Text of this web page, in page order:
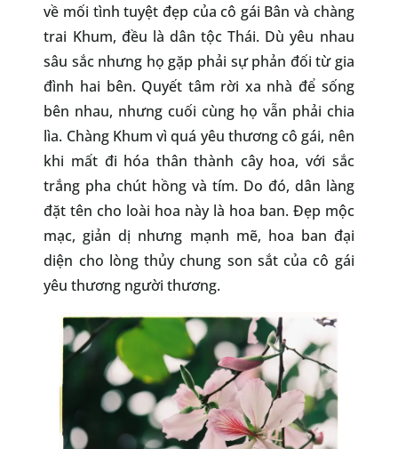
về mối tình tuyệt đẹp của cô gái Bân và chàng
trai Khum, đều là dân tộc Thái. Dù yêu nhau
sâu sắc nhưng họ gặp phải sự phản đối từ gia
đình hai bên. Quyết tâm rời xa nhà để sống
bên nhau, nhưng cuối cùng họ vẫn phải chia
lìa. Chàng Khum vì quá yêu thương cô gái, nên
khi mất đi hóa thân thành cây hoa, với sắc
trắng pha chút hồng và tím. Do đó, dân làng
đặt tên cho loài hoa này là hoa ban. Đẹp mộc
mạc, giản dị nhưng mạnh mẽ, hoa ban đại
diện cho lòng thủy chung son sắt của cô gái
yêu thương người thương.